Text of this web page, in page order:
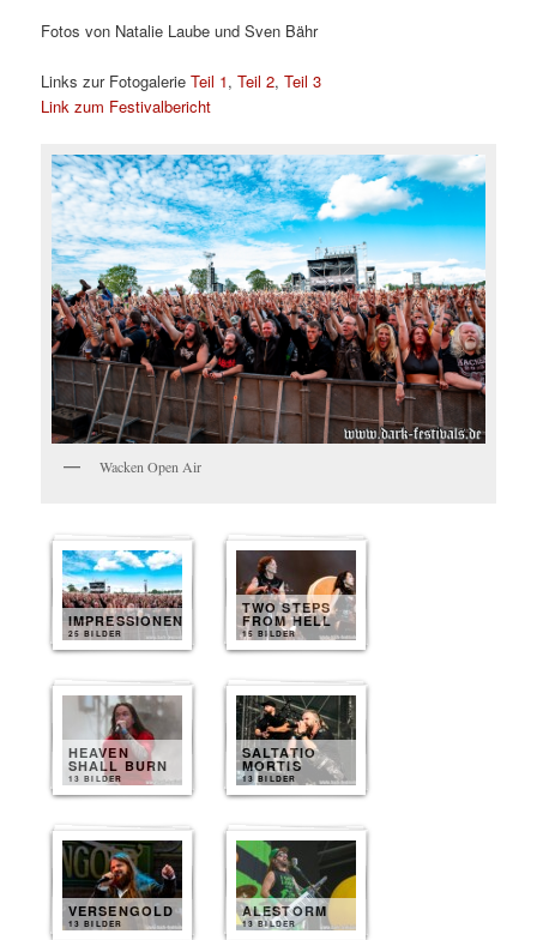
Fotos von Natalie Laube und Sven Bähr
Links zur FotogalerieTeil 1,Teil 2,Teil 3
Link zum Festivalbericht
Wacken Open Air
IMPRESSIONEN
25 BILDER
TWO STEPS
FROM HELL
15 BILDER
HEAVEN
SHALL BURN
13 BILDER
SALTATIO
MORTIS
13 BILDER
VERSENGOLD
13 BILDER
ALESTORM
13 BILDER